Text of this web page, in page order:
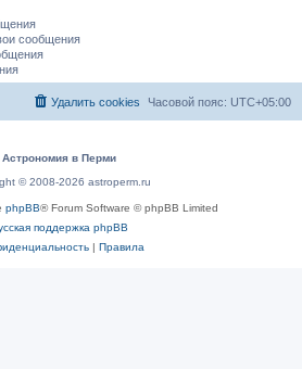
сообщения
Часовой пояс: UTC+05:00
Удалить cookies
Астрономия в Перми
© 2008-2026 astroperm.ru
phpBB® Forum Software © phpBB Limited
поддержка phpBB
| Правила